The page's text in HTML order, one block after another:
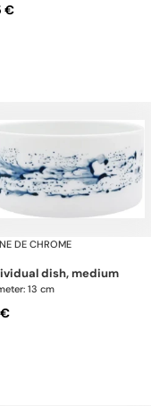
€
DE CHROME
dish, medium
13 cm